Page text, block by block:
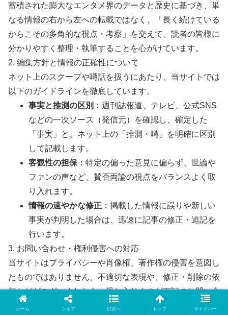
蓄積された膨大なエンタメ界のデータと歴史に基づき、単
なる情報の右から左への転載ではなく、「長く続けている
からこその多角的な視点・考察」を交えて、読者の皆様に
分かりやすく整理・執筆することを心がけています。
2. 編集方針と情報の正確性について
ネット上のスクープや噂話を扱うにあたり、当サイトでは
以下のガイドラインを徹底しています。
事実と推測の区別 ：週刊誌報道、テレビ、公式SNS
などの一次ソース（発信元）を確認し、確定した
「事実」と、ネット上の「推測・噂」を明確に区別
して記載します。
客観性の担保 ：特定の偏った意見に偏らず、世論や
ファンの声など、賛否両論の視点をバランスよく取
り入れます。
情報の速やかな修正 ：掲載した情報に誤りや新しい
事実が判明した場合は、迅速に記事の修正・追記を
行います。
3. お問い合わせ・権利侵害への対応
当サイトはプライバシーや肖像権、著作権の侵害を意図し
たものではありません。不適切な表現や、修正・削除の依
頼などがございましたら、恐れ入りますが下記のお問い合
わせフォームよりご連絡ください。運営者が内容を確認の
ホーム シェア 目次へ トップ サイドバー